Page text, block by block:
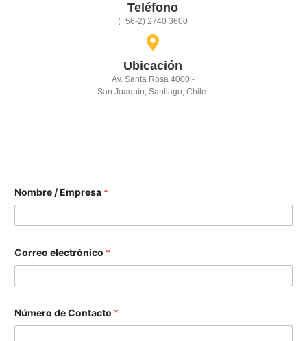
Teléfono
(+56-2) 2740 3600
Ubicación
Av. Santa Rosa 4000 -
San Joaquín, Santiago, Chile.
Nombre / Empresa *
Correo electrónico *
o
r
Número de Contacto *